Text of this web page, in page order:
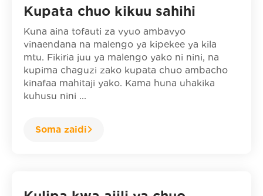
Kupata chuo kikuu sahihi
Kuna aina tofauti za vyuo ambavyo
vinaendana na malengo ya kipekee ya kila
mtu. Fikiria juu ya malengo yako ni nini, na
kupima chaguzi zako kupata chuo ambacho
kinafaa mahitaji yako. Kama huna uhakika
kuhusu nini ...
Soma zaidi